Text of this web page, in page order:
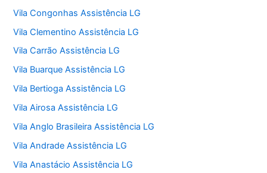
Vila Congonhas Assistência LG
Vila Clementino Assistência LG
Vila Carrão Assistência LG
Vila Buarque Assistência LG
Vila Bertioga Assistência LG
Vila Airosa Assistência LG
Vila Anglo Brasileira Assistência LG
Vila Andrade Assistência LG
Vila Anastácio Assistência LG